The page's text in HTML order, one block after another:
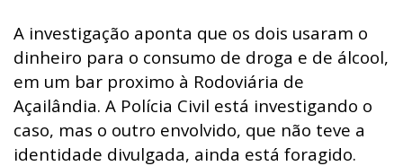
A investigação aponta que os dois usaram o
dinheiro para o consumo de droga e de álcool,
em um bar proximo à Rodoviária de
Açailândia. A Polícia Civil está investigando o
caso, mas o outro envolvido, que não teve a
identidade divulgada, ainda está foragido.